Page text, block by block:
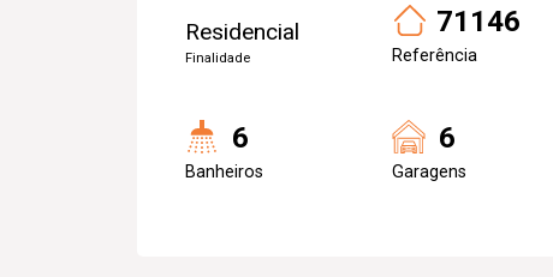
Residencial
Finalidade
71146
Referência
6
Banheiros
6
Garagens